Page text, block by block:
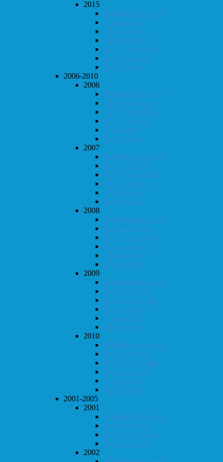
2015
Klubbmesterskapet
Vår-konrad
KM i lynsjakk
Dobbeltsjakk
KM i hurtigsjakk
Høstturneringen
Høst-konrad
2006-2010
2006
Klubbmesterskapet
Høstturneringen
KM i hurtigsjakk
KM i lynsjakk
Vår-konrad
Høst-konrad
2007
Klubbmesterskapet
Høstturneringen
KM i hurtigsjakk
KM i lynsjakk
Vår-konrad
Høst-konrad
2008
Klubbmesterskapet
Høstturneringen
KM i hurtigsjakk
KM i lynsjakk
Vår-konrad
Høst-konrad
2009
Klubbmesterskapet
Høstturneringen
KM i hurtigsjakk
KM i lynsjakk
Vår-konrad
Høst-konrad
2010
Klubbmesterskapet
Høstturneringen
KM i hurtigsjakk
KM i lynsjakk
Vår-konrad
Høst-konrad
2001-2005
2001
Klubbmesterskapet
Høstturneringen
KM i hurtigsjakk
KM i lynsjakk
2002